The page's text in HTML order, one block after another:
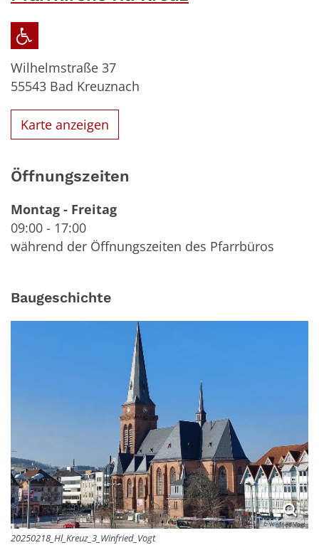
Wilhelmstraße 37
55543 Bad Kreuznach
Karte anzeigen
Öffnungszeiten
Montag - Freitag
09:00 - 17:00
während der Öffnungszeiten des Pfarrbüros
Baugeschichte
© Winfried Vogt
20250218_Hl_Kreuz_3_Winfried_Vogt